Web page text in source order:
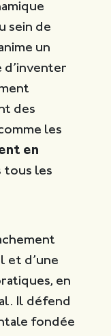
sein de
un
des
les
en
tous les
et d’une
en
Il défend
fondée